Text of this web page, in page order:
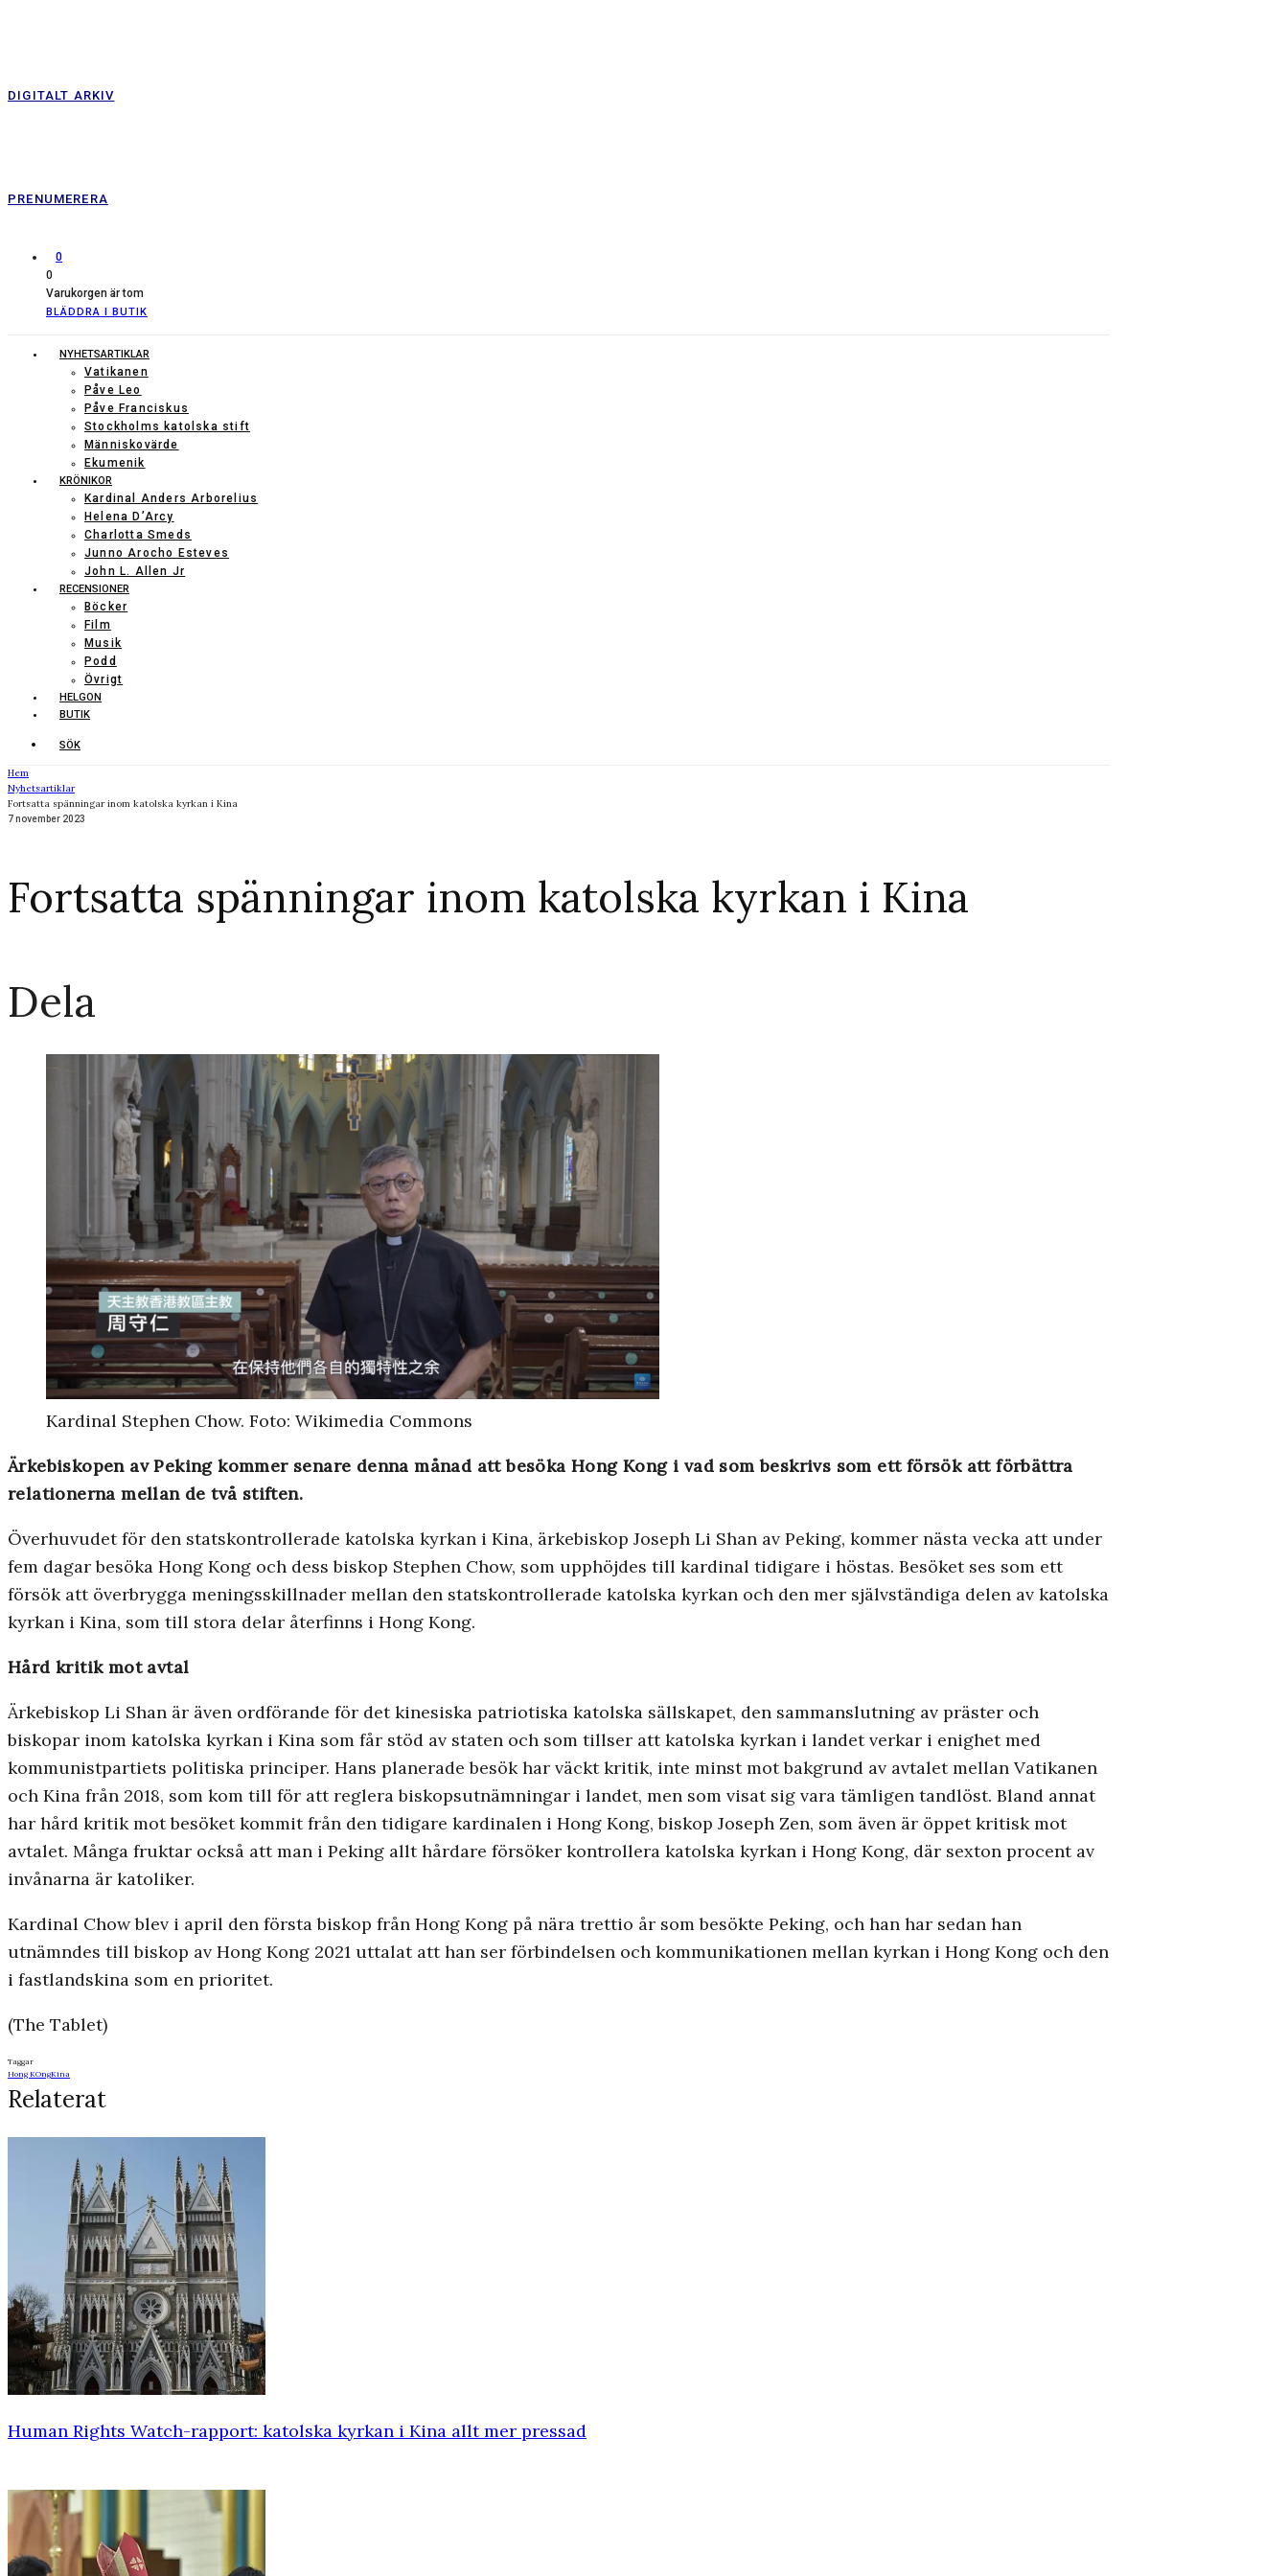
DIGITALT ARKIV
PRENUMERERA
0
0
Varukorgen är tom
BLÄDDRA I BUTIK
NYHETSARTIKLAR
Vatikanen
Påve Leo
Påve Franciskus
Stockholms katolska stift
Människovärde
Ekumenik
KRÖNIKOR
Kardinal Anders Arborelius
Helena D’Arcy
Charlotta Smeds
Junno Arocho Esteves
John L. Allen Jr
RECENSIONER
Böcker
Film
Musik
Podd
Övrigt
HELGON
BUTIK
SÖK
Hem
Nyhetsartiklar
Fortsatta spänningar inom katolska kyrkan i Kina
7 november 2023
Fortsatta spänningar inom katolska kyrkan i Kina
Dela
Kardinal Stephen Chow. Foto: Wikimedia Commons
Ärkebiskopen av Peking kommer senare denna månad att besöka Hong Kong i vad som beskrivs som ett försök att förbättra
relationerna mellan de två stiften.
Överhuvudet för den statskontrollerade katolska kyrkan i Kina, ärkebiskop Joseph Li Shan av Peking, kommer nästa vecka att under
fem dagar besöka Hong Kong och dess biskop Stephen Chow, som upphöjdes till kardinal tidigare i höstas. Besöket ses som ett
försök att överbrygga meningsskillnader mellan den statskontrollerade katolska kyrkan och den mer självständiga delen av katolska
kyrkan i Kina, som till stora delar återfinns i Hong Kong.
Hård kritik mot avtal
Ärkebiskop Li Shan är även ordförande för det kinesiska patriotiska katolska sällskapet, den sammanslutning av präster och
biskopar inom katolska kyrkan i Kina som får stöd av staten och som tillser att katolska kyrkan i landet verkar i enighet med
kommunistpartiets politiska principer. Hans planerade besök har väckt kritik, inte minst mot bakgrund av avtalet mellan Vatikanen
och Kina från 2018, som kom till för att reglera biskopsutnämningar i landet, men som visat sig vara tämligen tandlöst. Bland annat
har hård kritik mot besöket kommit från den tidigare kardinalen i Hong Kong, biskop Joseph Zen, som även är öppet kritisk mot
avtalet. Många fruktar också att man i Peking allt hårdare försöker kontrollera katolska kyrkan i Hong Kong, där sexton procent av
invånarna är katoliker.
Kardinal Chow blev i april den första biskop från Hong Kong på nära trettio år som besökte Peking, och han har sedan han
utnämndes till biskop av Hong Kong 2021 uttalat att han ser förbindelsen och kommunikationen mellan kyrkan i Hong Kong och den
i fastlandskina som en prioritet.
(The Tablet)
Taggar
Hong KOngKina
Relaterat
Human Rights Watch-rapport: katolska kyrkan i Kina allt mer pressad